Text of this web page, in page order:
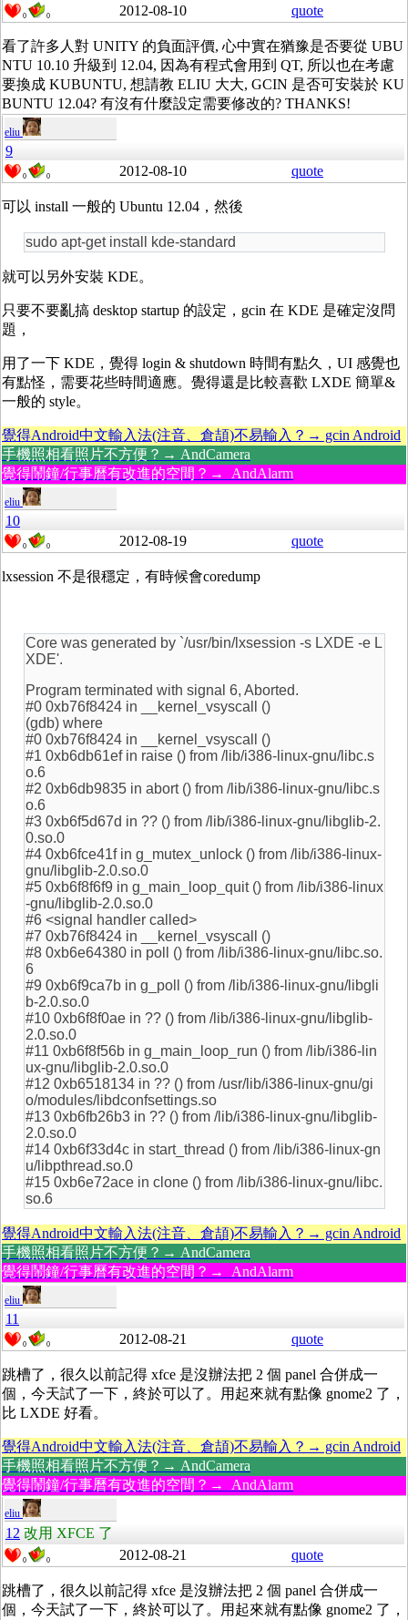
0 0 2012-08-10 quote
看了許多人對 UNITY 的負面評價, 心中實在猶豫是否要從 UBU
NTU 10.10 升級到 12.04, 因為有程式會用到 QT, 所以也在考慮
要換成 KUBUNTU, 想請教 ELIU 大大, GCIN 是否可安裝於 KU
BUNTU 12.04? 有沒有什麼設定需要修改的? THANKS!
eliu
9
0 0 2012-08-10 quote
可以 install 一般的 Ubuntu 12.04，然後
sudo apt-get install kde-standard
就可以另外安裝 KDE。
只要不要亂搞 desktop startup 的設定，gcin 在 KDE 是確定沒問
題，
用了一下 KDE，覺得 login & shutdown 時間有點久，UI 感覺也
有點怪，需要花些時間適應。覺得還是比較喜歡 LXDE 簡單&
一般的 style。
覺得Android中文輸入法(注音、倉頡)不易輸入？→ gcin Android
手機照相看照片不方便？→ AndCamera
覺得鬧鐘/行事曆有改進的空間？→ AndAlarm
eliu
10
0 0 2012-08-19 quote
lxsession 不是很穩定，有時候會coredump
Core was generated by `/usr/bin/lxsession -s LXDE -e L
XDE'.
Program terminated with signal 6, Aborted.
#0 0xb76f8424 in __kernel_vsyscall ()
(gdb) where
#0 0xb76f8424 in __kernel_vsyscall ()
#1 0xb6db61ef in raise () from /lib/i386-linux-gnu/libc.s
o.6
#2 0xb6db9835 in abort () from /lib/i386-linux-gnu/libc.s
o.6
#3 0xb6f5d67d in ?? () from /lib/i386-linux-gnu/libglib-2.
0.so.0
#4 0xb6fce41f in g_mutex_unlock () from /lib/i386-linux-
gnu/libglib-2.0.so.0
#5 0xb6f8f6f9 in g_main_loop_quit () from /lib/i386-linux
-gnu/libglib-2.0.so.0
#6 <signal handler called>
#7 0xb76f8424 in __kernel_vsyscall ()
#8 0xb6e64380 in poll () from /lib/i386-linux-gnu/libc.so.
6
#9 0xb6f9ca7b in g_poll () from /lib/i386-linux-gnu/libgli
b-2.0.so.0
#10 0xb6f8f0ae in ?? () from /lib/i386-linux-gnu/libglib-
2.0.so.0
#11 0xb6f8f56b in g_main_loop_run () from /lib/i386-lin
ux-gnu/libglib-2.0.so.0
#12 0xb6518134 in ?? () from /usr/lib/i386-linux-gnu/gi
o/modules/libdconfsettings.so
#13 0xb6fb26b3 in ?? () from /lib/i386-linux-gnu/libglib-
2.0.so.0
#14 0xb6f33d4c in start_thread () from /lib/i386-linux-gn
u/libpthread.so.0
#15 0xb6e72ace in clone () from /lib/i386-linux-gnu/libc.
so.6
覺得Android中文輸入法(注音、倉頡)不易輸入？→ gcin Android
手機照相看照片不方便？→ AndCamera
覺得鬧鐘/行事曆有改進的空間？→ AndAlarm
eliu
11
0 0 2012-08-21 quote
跳槽了，很久以前記得 xfce 是沒辦法把 2 個 panel 合併成一
個，今天試了一下，終於可以了。用起來就有點像 gnome2 了，
比 LXDE 好看。
覺得Android中文輸入法(注音、倉頡)不易輸入？→ gcin Android
手機照相看照片不方便？→ AndCamera
覺得鬧鐘/行事曆有改進的空間？→ AndAlarm
eliu
12 改用 XFCE 了
0 0 2012-08-21 quote
跳槽了，很久以前記得 xfce 是沒辦法把 2 個 panel 合併成一
個，今天試了一下，終於可以了。用起來就有點像 gnome2 了，